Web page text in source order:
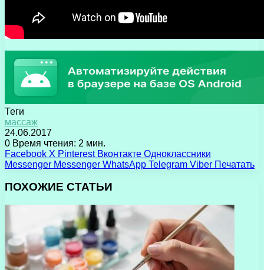
Теги
массаж
24.06.2017
0 Время чтения: 2 мин.
Facebook X Pinterest Вконтакте Одноклассники
Messenger Messenger WhatsApp Telegram Viber Печатать
ПОХОЖИЕ СТАТЬИ